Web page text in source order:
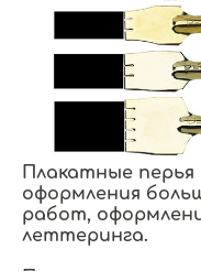
Плакатные перья
оформления
работ,
леттеринга.